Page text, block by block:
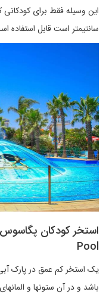
سانتیمتر است قابل استفاده
Pool
یک استخر کم عمق در پارک
باشد و در آن ستونها و